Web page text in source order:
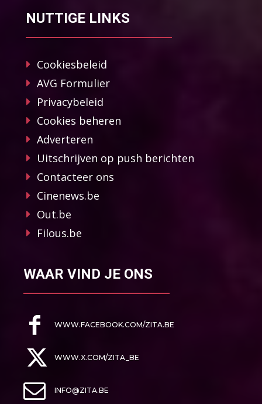
NUTTIGE LINKS
Cookiesbeleid
AVG Formulier
Privacybeleid
Cookies beheren
Adverteren
Uitschrijven op push berichten
Contacteer ons
Cinenews.be
Out.be
Filous.be
WAAR VIND JE ONS
WWW.FACEBOOK.COM/ZITA.BE
WWW.X.COM/ZITA_BE
INFO@ZITA.BE